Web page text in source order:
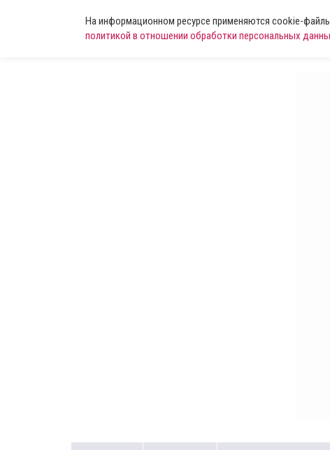
На информационном ресурсе применяются cookie-
политикой в отношении обработки персональных